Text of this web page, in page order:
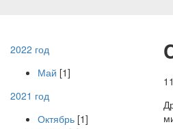
2022 год
Май [1]
2021 год
Октябрь [1]